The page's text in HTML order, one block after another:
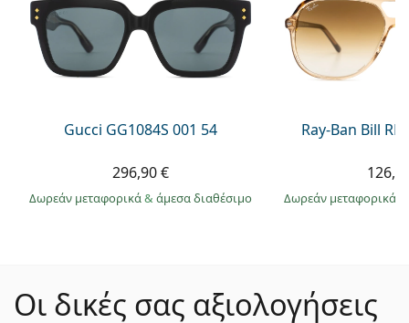
Gucci GG1084S 001 54
296,90 €
Δωρεάν μεταφορικά& άμεσα διαθέσιμο
Ray-Ban Bill
Δωρεάν μεταφορικά
Οι δικές σας αξιολογήσεις